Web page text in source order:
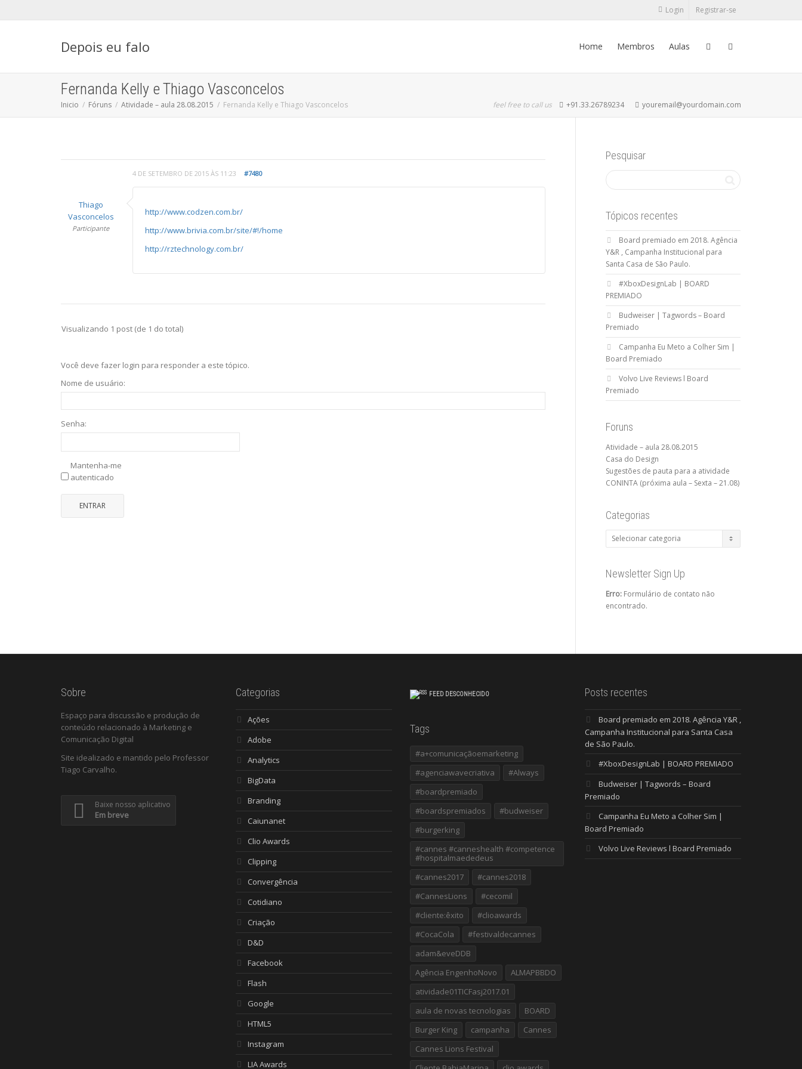
Login Registrar-se
Depois eu falo Home Membros Aulas
Fernanda Kelly e Thiago Vasconcelos
Inicio Fóruns Atividade – aula 28.08.2015 Fernanda Kelly e Thiago Vasconcelos feel free to call us +91.33.26789234 youremail@yourdomain.com
4 DE SETEMBRO DE 2015 ÀS 11:23 #7480
Thiago
Vasconcelos
Participante
http://www.codzen.com.br/
http://www.brivia.com.br/site/#!/home
http://rztechnology.com.br/
Visualizando 1 post (de 1 do total)
Você deve fazer login para responder a este tópico.
Nome de usuário:
Senha:
Mantenha-me
autenticado
ENTRAR
Pesquisar
Tópicos recentes
Board premiado em 2018. Agência
Y&R , Campanha Institucional para
Santa Casa de São Paulo.
#XboxDesignLab | BOARD
PREMIADO
Budweiser | Tagwords – Board
Premiado
Campanha Eu Meto a Colher Sim |
Board Premiado
Volvo Live Reviews l Board
Premiado
Foruns
Atividade – aula 28.08.2015
Casa do Design
Sugestões de pauta para a atividade
CONINTA (próxima aula – Sexta – 21.08)
Categorias
Categorias
Newsletter Sign Up
Erro:Formulário de contato não
encontrado.
Sobre
Espaço para discussão e produção de
conteúdo relacionado à Marketing e
Comunicação Digital
Site idealizado e mantido pelo Professor
Tiago Carvalho.
Baixe nosso aplicativo
Em breve
Categorias
Ações
Adobe
Analytics
BigData
Branding
Caiunanet
Clio Awards
Clipping
Convergência
Cotidiano
Criação
D&D
Facebook
Flash
Google
HTML5
Instagram
LIA Awards
FEED DESCONHECIDO
Tags
#a+comunicaçãoemarketing
#agenciawavecriativa
#Always
#boardpremiado
#boardspremiados
#budweiser
#burgerking
#cannes #canneshealth #competence
#hospitalmaededeus
#cannes2017
#cannes2018
#CannesLions
#cecomil
#cliente:êxito
#clioawards
#CocaCola
#festivaldecannes
adam&eveDDB
Agência EngenhoNovo
ALMAPBBDO
atividade01TICFasj2017.01
aula de novas tecnologias
BOARD
Burger King
campanha
Cannes
Cannes Lions Festival
Posts recentes
Board premiado em 2018. Agência Y&R ,
Campanha Institucional para Santa Casa
de São Paulo.
#XboxDesignLab | BOARD PREMIADO
Budweiser | Tagwords – Board
Premiado
Campanha Eu Meto a Colher Sim |
Board Premiado
Volvo Live Reviews l Board Premiado